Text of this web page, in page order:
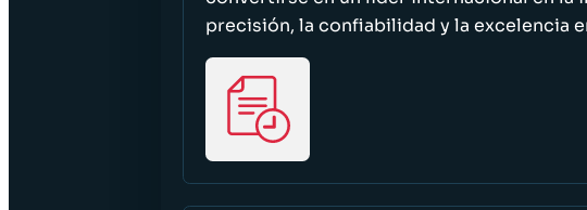
precisión, la confiabilidad y la excelencia